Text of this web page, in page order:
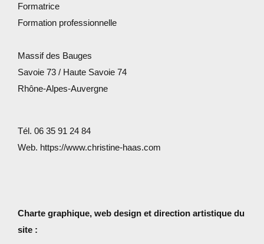
Formatrice
Formation professionnelle
Massif des Bauges
Savoie 73 / Haute Savoie 74
Rhône-Alpes-Auvergne
Tél. 06 35 91 24 84
Web. https://www.christine-haas.com
Charte graphique, web design et direction artistique du
site :